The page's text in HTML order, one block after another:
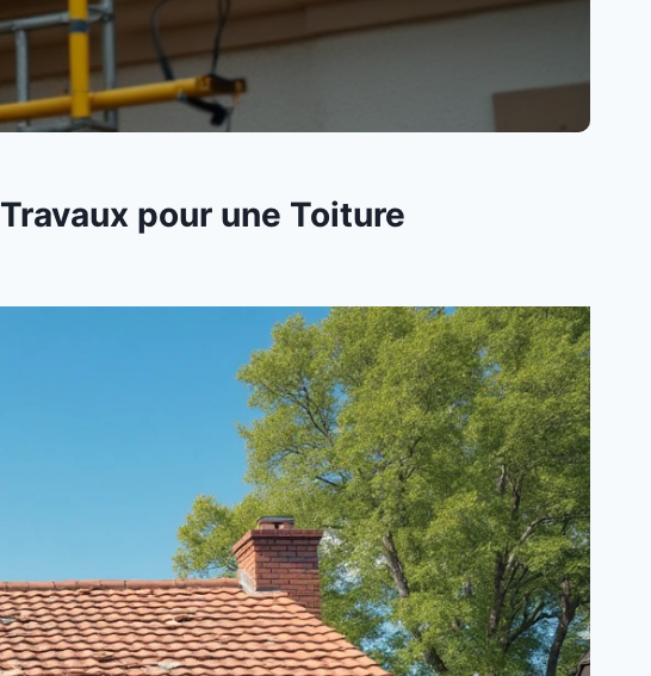
pour une Toiture